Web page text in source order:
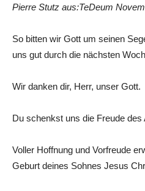
Pierre Stutz aus:TeDeum
So bitten wir Gott um seinen
uns gut durch die nächsten
Wir danken dir, Herr, unser Gott.
Du schenkst uns die Freude des
Voller Hoffnung und Vorfreude
Geburt deines Sohnes Jesus